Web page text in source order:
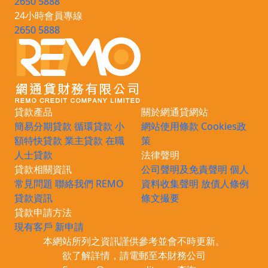
24小時會員專線
2650 5888
貸款產品
簡易分期貸款 循環貸款 小
額特快貸款 業主貸款 在職
人士貸款
貸款相關資訊
常見問題 聯絡我們 REMO
貸款資訊
貸款申請方法
現有客戶 新申請
關於網通貸網站
網站使用條款 Cookies政
策
法律聲明
公司聲明及免責聲明 個人
資料收集聲明 放債人條例
條文撮要
本網站所列之資訊謹供參考並會不時更新。
欲了解詳情，請電郵至本財務公司